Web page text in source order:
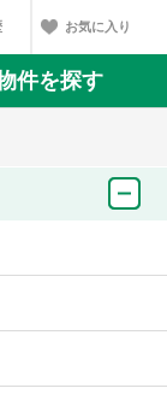
お気に入り
件を探す